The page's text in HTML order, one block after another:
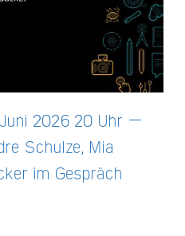
2026 20 Uhr –
Schulze, Mia
im Gespräch